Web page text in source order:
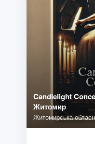
Candlelight
Житомир
Житомирська